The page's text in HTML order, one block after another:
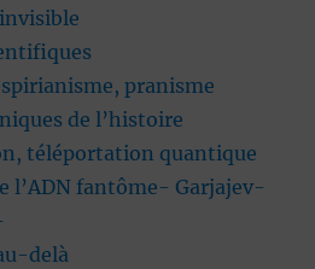
pranisme
de l’histoire
téléportation quantique
l’ADN fantôme- Garjajev-
delà